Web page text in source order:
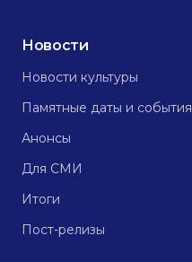
Новости
Новости культуры
Памятные даты и события
Анонсы
Для СМИ
Итоги
Пост-релизы